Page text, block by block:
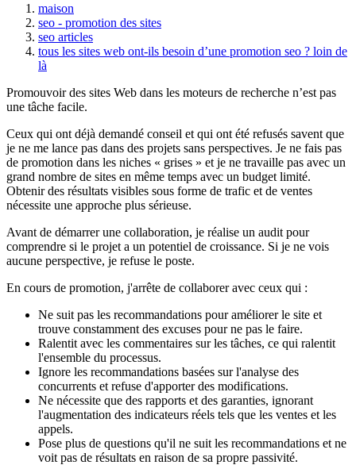
maison
seo - promotion des sites
seo articles
tous les sites web ont-ils besoin d’une promotion seo ? loin de
là
Promouvoir des sites Web dans les moteurs de recherche n’est pas
une tâche facile.
Ceux qui ont déjà demandé conseil et qui ont été refusés savent que
je ne me lance pas dans des projets sans perspectives. Je ne fais pas
de promotion dans les niches « grises » et je ne travaille pas avec un
grand nombre de sites en même temps avec un budget limité.
Obtenir des résultats visibles sous forme de trafic et de ventes
nécessite une approche plus sérieuse.
Avant de démarrer une collaboration, je réalise un audit pour
comprendre si le projet a un potentiel de croissance. Si je ne vois
aucune perspective, je refuse le poste.
En cours de promotion, j'arrête de collaborer avec ceux qui :
Ne suit pas les recommandations pour améliorer le site et
trouve constamment des excuses pour ne pas le faire.
Ralentit avec les commentaires sur les tâches, ce qui ralentit
l'ensemble du processus.
Ignore les recommandations basées sur l'analyse des
concurrents et refuse d'apporter des modifications.
Ne nécessite que des rapports et des garanties, ignorant
l'augmentation des indicateurs réels tels que les ventes et les
appels.
Pose plus de questions qu'il ne suit les recommandations et ne
voit pas de résultats en raison de sa propre passivité.